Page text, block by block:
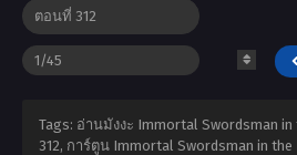
Tags: อ่านมังงะ Immortal Swordsman
312, การ์ตูน Immortal Swordsman in